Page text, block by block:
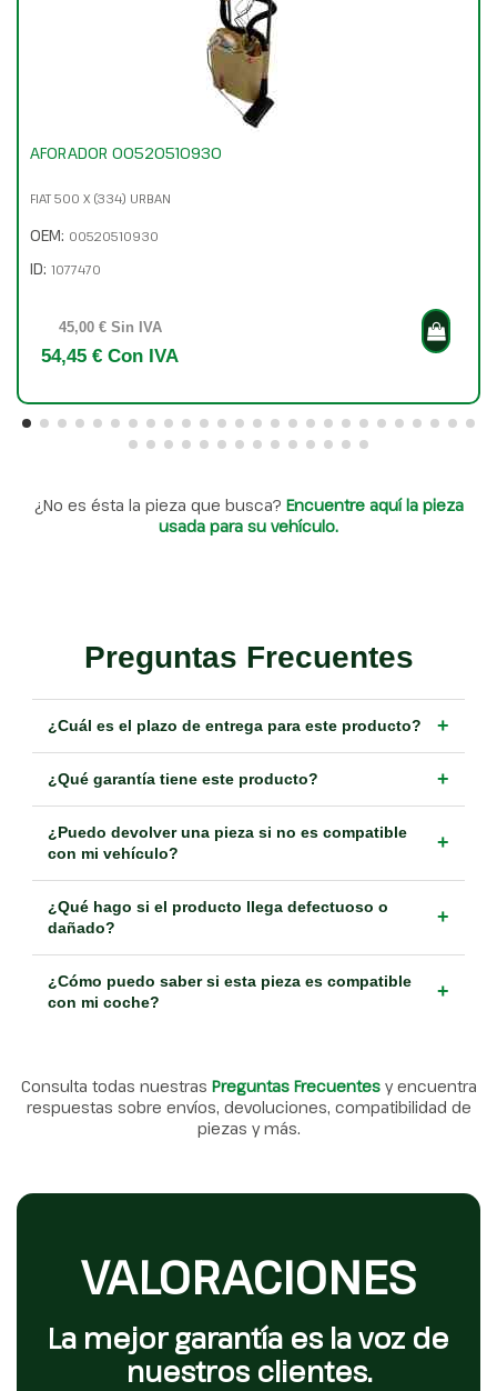
AFORADOR 00520510930
FIAT 500 X (334) URBAN
OEM: 00520510930
ID: 1077470
45,00 € Sin IVA
54,45 € Con IVA
¿No es ésta la pieza que busca? Encuentre aquí la pieza
usada para su vehículo.
Preguntas Frecuentes
¿Cuál es el plazo de entrega para este producto? +
¿Qué garantía tiene este producto? +
¿Puedo devolver una pieza si no es compatible
con mi vehículo?
+
¿Qué hago si el producto llega defectuoso o
dañado?
+
¿Cómo puedo saber si esta pieza es compatible
con mi coche?
+
Consulta todas nuestras Preguntas Frecuentes y encuentra
respuestas sobre envíos, devoluciones, compatibilidad de
piezas y más.
VALORACIONES
La mejor garantía es la voz de
nuestros clientes.